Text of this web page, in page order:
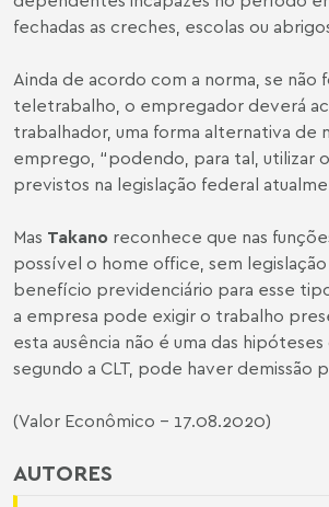
AUTORES
fechadas as creches, escolas ou
Ainda de acordo com a norma, se não
teletrabalho, o empregador deverá
trabalhador, uma forma alternativa de
emprego, “podendo, para tal, utilizar
previstos na legislação federal
Mas Takano reconhece que nas
possível o home office, sem
benefício previdenciário para esse
a empresa pode exigir o trabalho
esta ausência não é uma das
segundo a CLT, pode haver demissão
(Valor Econômico - 17.08.2020)